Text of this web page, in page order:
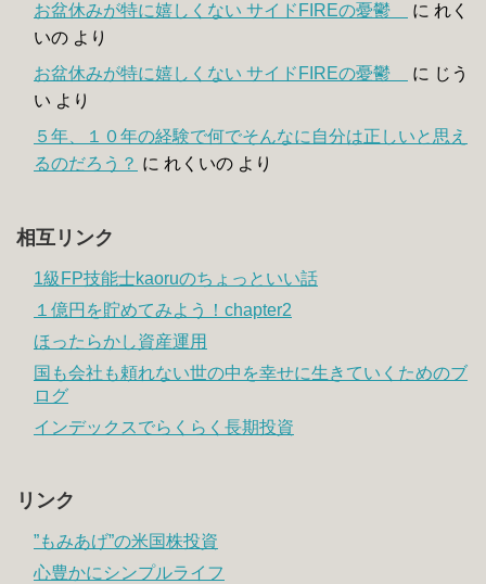
お盆休みが特に嬉しくない サイドFIREの憂鬱
に れく
いの より
お盆休みが特に嬉しくない サイドFIREの憂鬱
に じう
い より
５年、１０年の経験で何でそんなに自分は正しいと思え
るのだろう？ に れくいの より
相互リンク
1級FP技能士kaoruのちょっといい話
１億円を貯めてみよう！chapter2
ほったらかし資産運用
国も会社も頼れない世の中を幸せに生きていくためのブ
ログ
インデックスでらくらく長期投資
リンク
”もみあげ”の米国株投資
心豊かにシンプルライフ